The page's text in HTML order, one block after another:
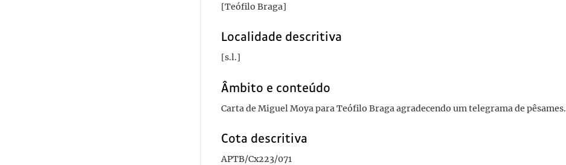
[Teófilo Braga]
Localidade descritiva
[s.l.]
Âmbito e conteúdo
Carta de Miguel Moya para Teófilo Braga agradecendo um telegrama de pêsames.
Cota descritiva
APTB/Cx223/071